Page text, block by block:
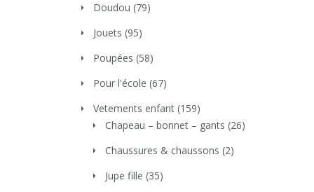
Doudou (79)
Jouets (95)
Poupées (58)
Pour l'école (67)
Vetements enfant (159)
Chapeau – bonnet – gants (26)
Chaussures & chaussons (2)
Jupe fille (35)